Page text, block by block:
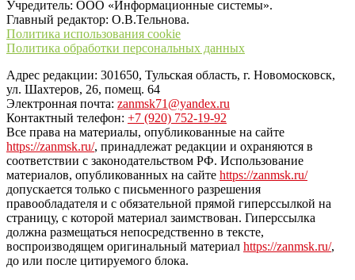
Учредитель: ООО «Информационные системы».
Главный редактор: О.В.Тельнова.
Политика использования cookie
Политика обработки персональных данных
Адрес редакции: 301650, Тульская область, г. Новомосковск,
ул. Шахтеров, 26, помещ. 64
Электронная почта: zanmsk71@yandex.ru
Контактный телефон: +7 (920) 752-19-92
Все права на материалы, опубликованные на сайте
https://zanmsk.ru/, принадлежат редакции и охраняются в
соответствии с законодательством РФ. Использование
материалов, опубликованных на сайте https://zanmsk.ru/
допускается только с письменного разрешения
правообладателя и с обязательной прямой гиперссылкой на
страницу, с которой материал заимствован. Гиперссылка
должна размещаться непосредственно в тексте,
воспроизводящем оригинальный материал https://zanmsk.ru/,
до или после цитируемого блока.